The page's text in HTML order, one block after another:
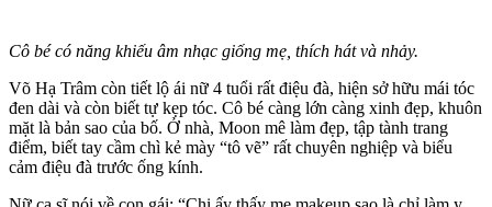
Cô bé có năng khiếu âm nhạc giống mẹ, thích hát và nhảy.
Võ Hạ Trâm còn tiết lộ ái nữ 4 tuổi rất điệu đà, hiện sở hữu mái tóc
đen dài và còn biết tự kẹp tóc. Cô bé càng lớn càng xinh đẹp, khuôn
mặt là bản sao của bố. Ở nhà, Moon mê làm đẹp, tập tành trang
điểm, biết tay cầm chì kẻ mày “tô vẽ” rất chuyên nghiệp và biểu
cảm điệu đà trước ống kính.